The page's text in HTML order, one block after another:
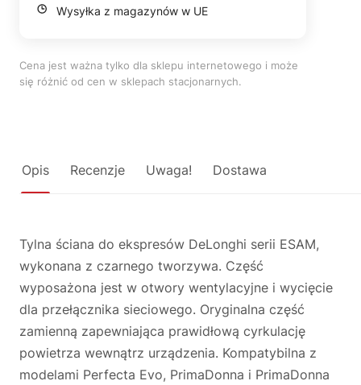
Wysyłka z magazynów w UE
Cena jest ważna tylko dla sklepu internetowego i może
się różnić od cen w sklepach stacjonarnych.
Opis Recenzje Uwaga! Dostawa
Tylna ściana do ekspresów DeLonghi serii ESAM,
wykonana z czarnego tworzywa. Część
wyposażona jest w otwory wentylacyjne i wycięcie
dla przełącznika sieciowego. Oryginalna część
zamienną zapewniająca prawidłową cyrkulację
powietrza wewnątrz urządzenia. Kompatybilna z
modelami Perfecta Evo, PrimaDonna i PrimaDonna